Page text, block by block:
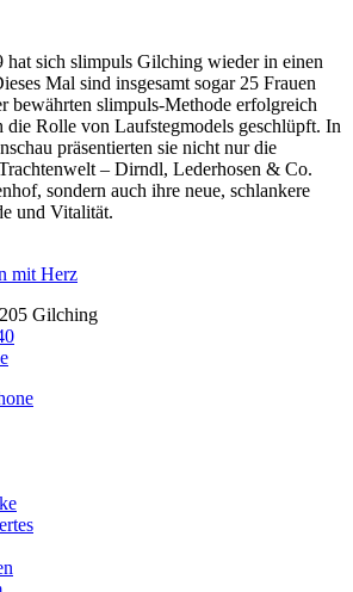
hat sich slimpuls Gilching wieder in einen
Mal sind insgesamt sogar 25 Frauen
bewährten slimpuls-Methode erfolgreich
die Rolle von Laufstegmodels geschlüpft. In
präsentierten sie nicht nur die
– Dirndl, Lederhosen & Co.
sondern auch ihre neue, schlankere
und Vitalität.
Gilching